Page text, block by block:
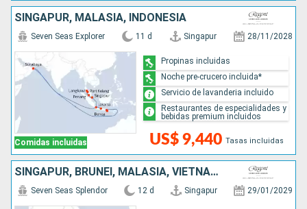
SINGAPUR, MALASIA, INDONESIA
Comidas incluidas
Seven Seas Explorer 11 d Singapur 28/11/2028
US$ 9,440 Tasas incluidas
Propinas incluidas
Noche pre-crucero incluida*
Servicio de lavanderia incluido
Restaurantes de especialidades y
bebidas premium incluidos
SINGAPUR, BRUNEI, MALASIA, VIETNAM, TAILANDIA
Seven Seas Splendor 12 d Singapur 29/01/2029